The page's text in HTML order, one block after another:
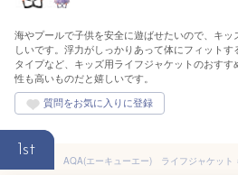
海やプールで子供を安全に遊ばせたいので、キ
しいです。浮力がしっかりあって体にフィット
タイプなど、キッズ用ライフジャケットのおす
性も高いものだと嬉しいです。
1st